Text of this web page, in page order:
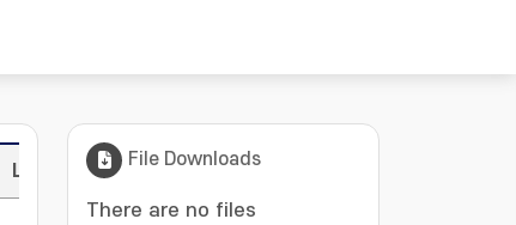
Language
File Downloads
There are no files